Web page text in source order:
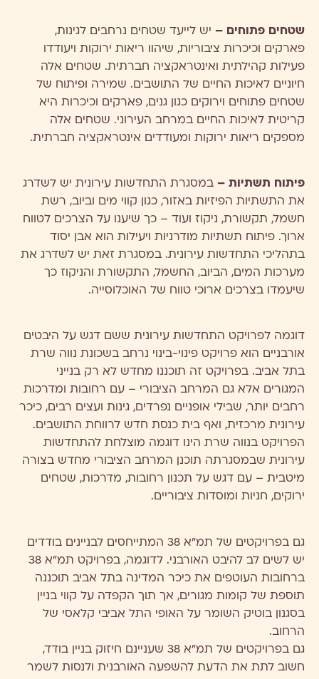
שטחים פתוחים – יש לייעד שטחים נרחבים לגינות,
פארקים וכיכרות ציבוריות, שיהוו ריאות ירוקות ויעודדו
פעילות קהילתית ואינטראקציה חברתית. שטחים אלה
חיוניים לאיכות החיים של התושבים. שמירה ופיתוח של
שטחים פתוחים וירוקים כגון גנים, פארקים וכיכרות היא
קריטית לאיכות החיים במרחב העירוני. שטחים אלה
מספקים ריאות ירוקות ומעודדים אינטראקציה חברתית.
פיתוח תשתיות – במסגרת התחדשות עירונית יש לשדרג
את התשתיות הפיזיות באזור, כגון קווי מים וביוב, רשת
חשמל, תקשורת, ניקוז ועוד – כך שיענו על הצרכים לטווח
ארוך. פיתוח תשתיות מודרניות ויעילות הוא אבן יסוד
בתהליכי התחדשות עירונית. במסגרת זאת יש לשדרג את
מערכות המים, הביוב, החשמל, התקשורת והניקוז כך
שיעמדו בצרכים ארוכי טווח של האוכלוסייה.
דוגמה לפרויקט התחדשות עירונית ששם דגש על היבטים
אורבניים הוא פרויקט פינוי-בינוי נרחב בשכונת נווה שרת
בתל אביב. בפרויקט זה תוכננו מחדש לא רק בנייני
המגורים אלא גם המרחב הציבורי – עם רחובות ומדרכות
רחבים יותר, שבילי אופניים נפרדים, גינות ועצים רבים, כיכר
עירונית מרכזית, ואף בית כנסת חדש לרווחת התושבים.
הפרויקט בנווה שרת הינו דוגמה מוצלחת להתחדשות
עירונית שבמסגרתה תוכנן המרחב הציבורי מחדש בצורה
מיטבית – עם דגש על תכנון רחובות, מדרכות, שטחים
ירוקים, חניות ומוסדות ציבוריים.
גם בפרויקטים של תמ"א 38 המתייחסים לבניינים בודדים
יש לשים לב להיבט האורבני. לדוגמה, בפרויקט תמ"א 38
ברחובות העוטפים את כיכר המדינה בתל אביב תוכננה
תוספת של קומות מגורים, אך תוך הקפדה על קווי בניין
בסגנון בוטיק השומר על האופי התל אביבי קלאסי של
הרחוב.
גם בפרויקטים של תמ"א 38 שעניינם חיזוק בניין בודד,
חשוב לתת את הדעת להשפעה האורבנית ולנסות לשמר